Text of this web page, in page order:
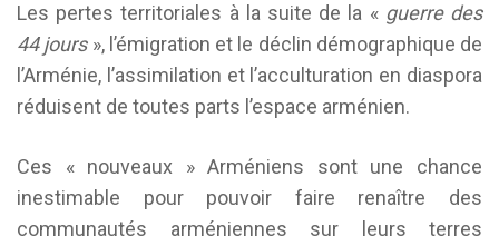
Les pertes territoriales à la suite de la «guerre des
44 jours », l’émigration et le déclin démographique de
l’Arménie, l’assimilation et l’acculturation en diaspora
réduisent de toutes parts l’espace arménien.
Ces « nouveaux » Arméniens sont une chance
inestimable pour pouvoir faire renaître des
communautés arméniennes sur leurs terres